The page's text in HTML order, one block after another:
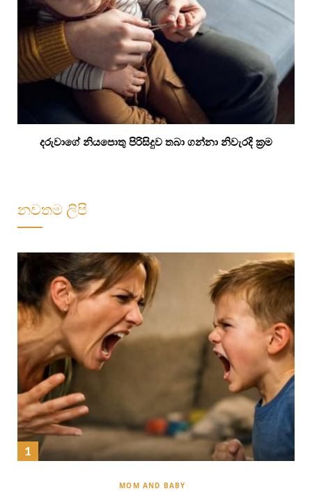
දරුවාගේ නියපොතු පිරිසිදුව තබා ගන්නා නිවැරදි ක්‍රම
නවතම ලිපි
MOM AND BABY